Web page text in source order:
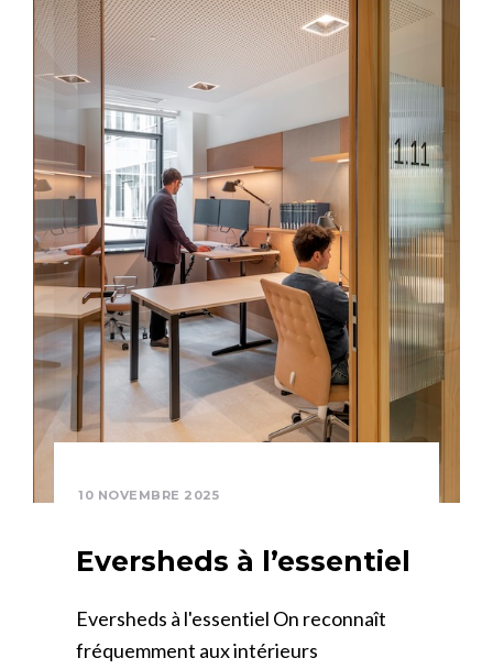
10 NOVEMBRE 2025
Eversheds à l’essentiel
Eversheds à l'essentiel On reconnaît
fréquemment aux intérieurs